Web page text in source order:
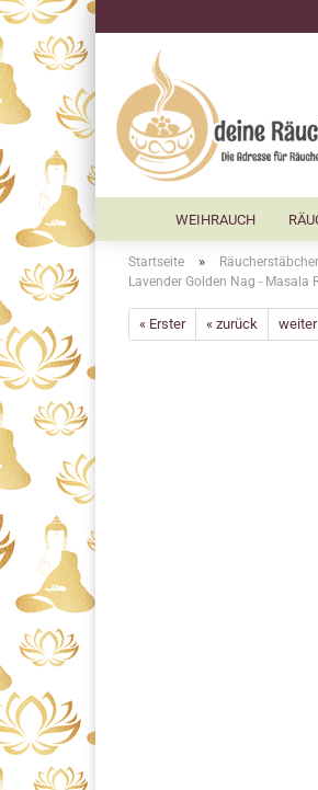
WEIHRAUCH
Startseite »
Lavender Golden Nag - Masala
« Erster « zurück weiter